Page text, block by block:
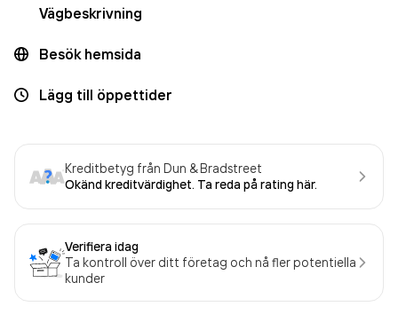
Vägbeskrivning
Besök hemsida
Lägg till öppettider
Kreditbetyg från Dun & Bradstreet
Okänd kreditvärdighet. Ta reda på rating här.
Verifiera idag
Ta kontroll över ditt företag och nå fler potentiella
kunder